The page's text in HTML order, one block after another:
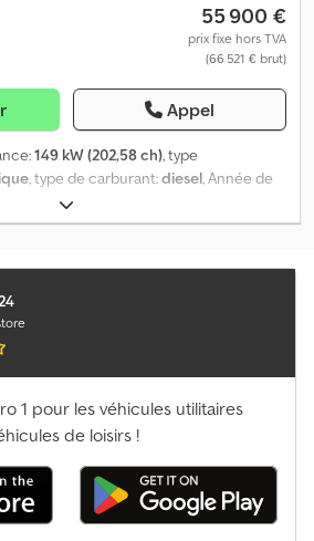
55 900 €
prix fixe hors TVA
(66 521 € brut)
Appel
149 kW (202,58 ch), type
, type de carburant:diesel, Année de
de fonctionnement:
= - Graissage central = Plus
1 pour les véhicules utilitaires
de loisirs !